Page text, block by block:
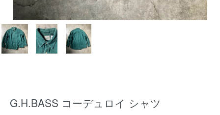
G.H.BASS コーデュロイ シャツ